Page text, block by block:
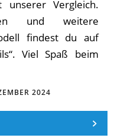
Vergleich.
und weitere
findest du auf
Viel Spaß beim
2024